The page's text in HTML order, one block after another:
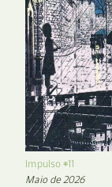
Impulso #11
Maio de 2026